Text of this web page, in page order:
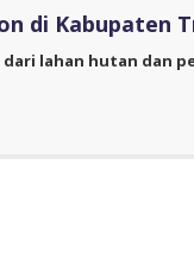
di Kabupaten
lahan hutan dan